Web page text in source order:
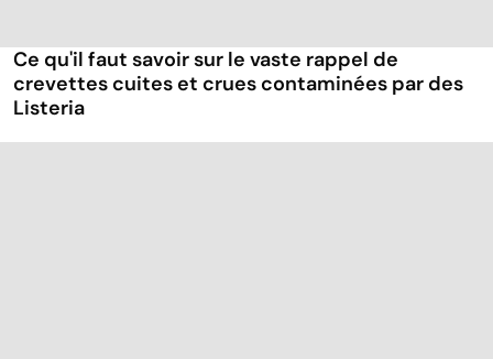
Ce qu'il faut savoir sur le vaste rappel de
crevettes cuites et crues contaminées par des
Listeria